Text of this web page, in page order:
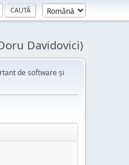
Davidovici)
de software și